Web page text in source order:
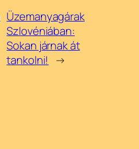
Üzemanyagárak
Szlovéniában:
Sokan járnak át
tankolni! →